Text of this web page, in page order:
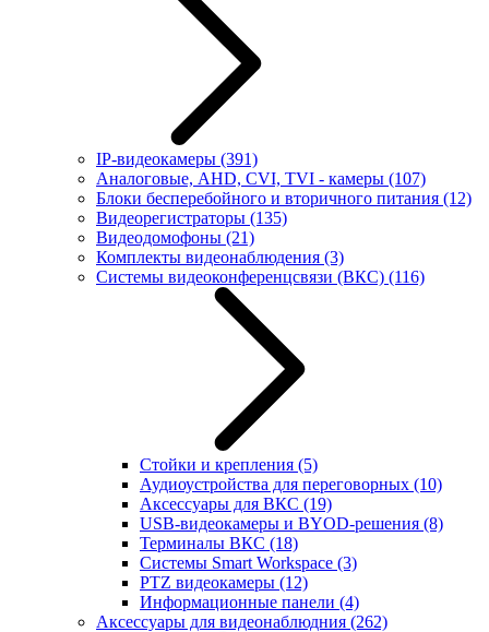
IP-видеокамеры (391)
Аналоговые, AHD, CVI, TVI - камеры (107)
Блоки бесперебойного и вторичного питания (12)
Видеорегистраторы (135)
Видеодомофоны (21)
Комплекты видеонаблюдения (3)
Системы видеоконференцсвязи (ВКС) (116)
Стойки и крепления (5)
Аудиоустройства для переговорных (10)
Аксессуары для ВКС (19)
USB-видеокамеры и BYOD-решения (8)
Терминалы ВКС (18)
Системы Smart Workspace (3)
PTZ видеокамеры (12)
Информационные панели (4)
Аксессуары для видеонаблюдния (262)